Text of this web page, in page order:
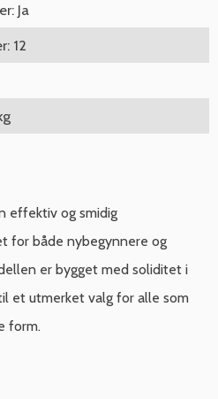
Ja
12
effektiv og smidig
for både nybegynnere og
er bygget med soliditet i
et utmerket valg for alle som
form.